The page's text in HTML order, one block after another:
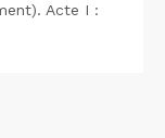
Acte I :